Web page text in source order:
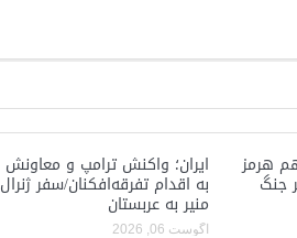
هرمز
جنگ
ایران؛ واکنش ترامپ و معاونش
به اقدام تفرقه‌افکنان/سفر ژنرال
منیر به عربستان
آگوست 06, 2026